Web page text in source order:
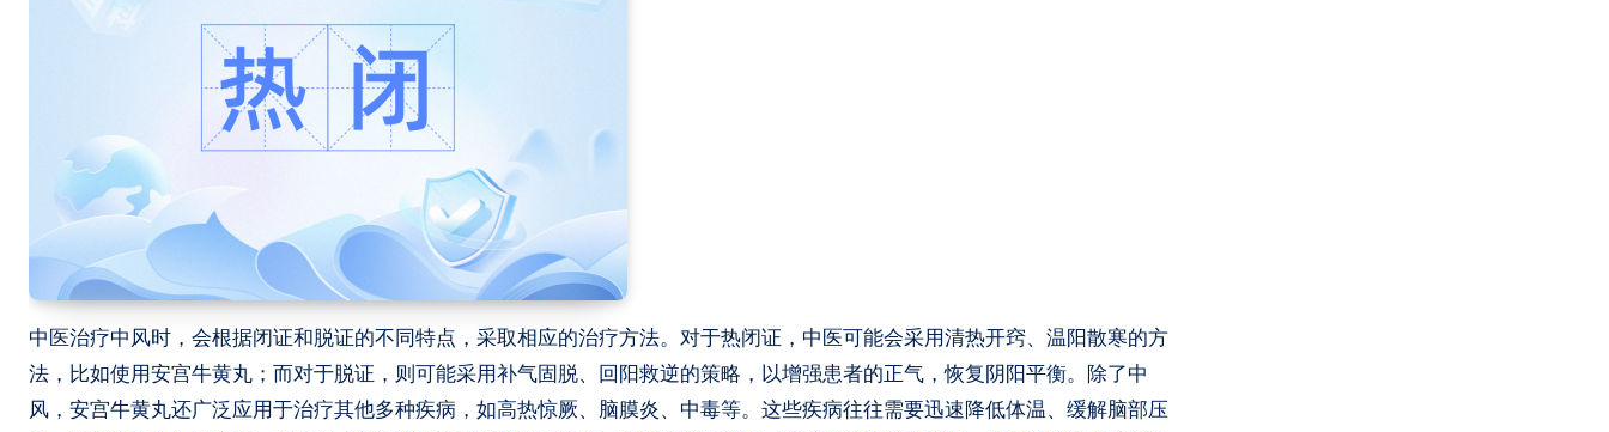
中医治疗中风时，会根据闭证和脱证的不同特点，采取相应的治疗方法。对于热闭证，中医可能会采用清热开窍、温阳散寒的方
法，比如使用安宫牛黄丸；而对于脱证，则可能采用补气固脱、回阳救逆的策略，以增强患者的正气，恢复阴阳平衡。除了中
风，安宫牛黄丸还广泛应用于治疗其他多种疾病，如高热惊厥、脑膜炎、中毒等。这些疾病往往需要迅速降低体温、缓解脑部压